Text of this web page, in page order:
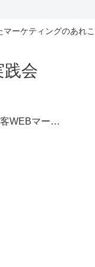
ーケティングのあれ
会
ネット集客WEBマーケティング無料相談室